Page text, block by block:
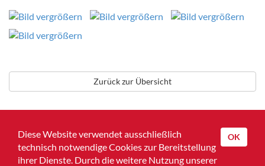
Zurück zur Übersicht
Home
OK
Diese Website verwendet ausschließlich
technisch notwendige Cookies zur Bereitstellung
ihrer Dienste. Durch die weitere Nutzung unserer